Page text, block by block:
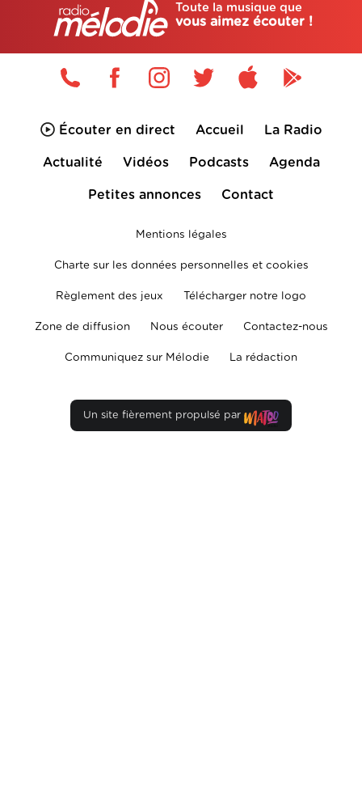
Toute la musique que
vous aimez écouter !
Écouter en direct Accueil La Radio
Actualité Vidéos Podcasts Agenda
Petites annonces Contact
Mentions légales
Charte sur les données personnelles et cookies
Règlement des jeux Télécharger notre logo
Zone de diffusion Nous écouter Contactez-nous
Communiquez sur Mélodie La rédaction
Un site fièrement propulsé par